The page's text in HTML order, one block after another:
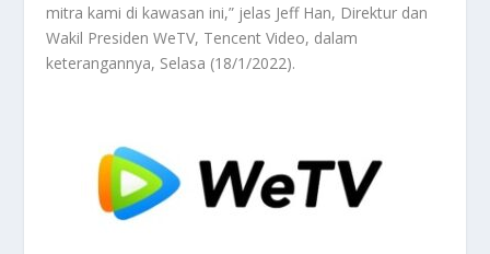
mitra kami di kawasan ini,” jelas Jeff Han, Direktur dan
Wakil Presiden WeTV, Tencent Video, dalam
keterangannya, Selasa (18/1/2022).